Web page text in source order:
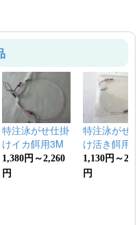
特注泳がせ仕掛
けイカ餌用3M
1,380円～2,260
円
特注泳がせ
け活き餌用
1,130円～
円